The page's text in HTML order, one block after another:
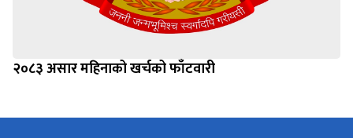
२०८३ असार महिनाको खर्चको फाँटवारी